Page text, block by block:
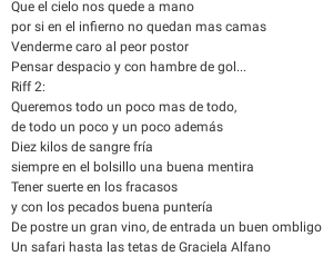
Que el cielo nos quede a mano
por si en el infierno no quedan mas camas
Venderme caro al peor postor
Pensar despacio y con hambre de gol...
Riff 2:
Queremos todo un poco mas de todo,
de todo un poco y un poco además
Diez kilos de sangre fría
siempre en el bolsillo una buena mentira
Tener suerte en los fracasos
y con los pecados buena puntería
De postre un gran vino, de entrada un buen ombligo
Un safari hasta las tetas de Graciela Alfano